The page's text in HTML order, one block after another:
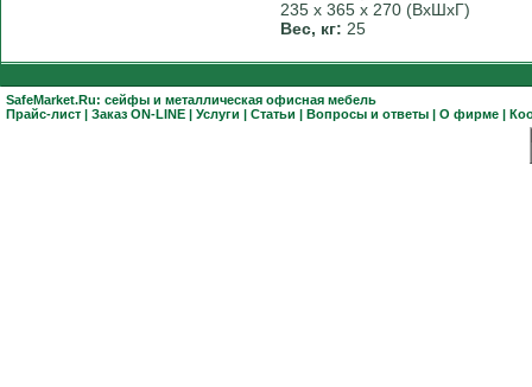
235 х 365 х 270 (ВхШхГ)
Вес, кг: 25
SafeMarket.Ru: сейфы и металлическая офисная мебель
Прайс-лист | Заказ ON-LINE | Услуги | Статьи | Вопросы и ответы | О фирме |